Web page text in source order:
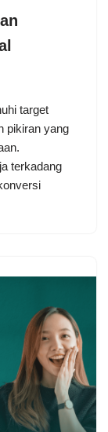
target
pikiran yang
terkadang